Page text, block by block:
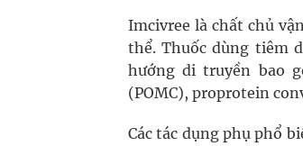
Imcivree là chất chủ
thể. Thuốc dùng tiêm
hướng di truyền bao
(POMC), proprotein
Các tác dụng phụ phổ